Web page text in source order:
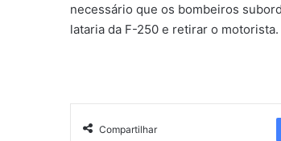
necessário que os bombeiros
lataria da F-250 e retirar o
Compartilhar